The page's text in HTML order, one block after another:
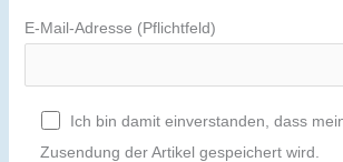
E-Mail-Adresse (Pflichtfeld)
Ich bin damit einverstanden, dass
Zusendung der Artikel gespeichert wird.